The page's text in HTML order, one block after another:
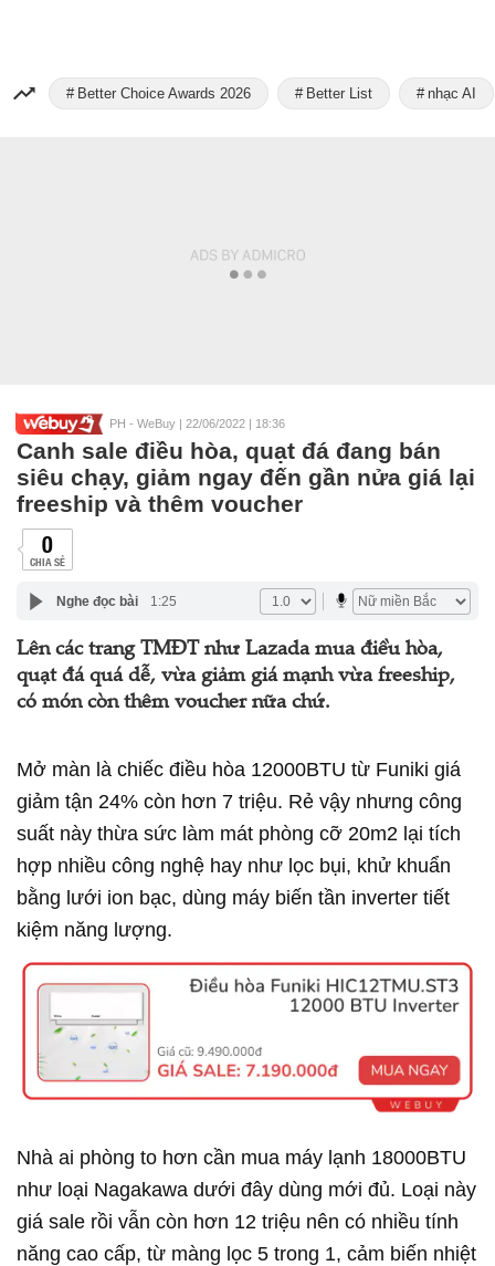
Better Choice Awards 2026 Better List nhạc AI
PH - WeBuy | 22/06/2022 | 18:36
Canh sale điều hòa, quạt đá đang bán
siêu chạy, giảm ngay đến gần nửa giá lại
freeship và thêm voucher
0
CHIA SẺ
Nghe đọc bài 1:25
Lên các trang TMĐT như Lazada mua điều hòa,
quạt đá quá dễ, vừa giảm giá mạnh vừa freeship,
có món còn thêm voucher nữa chứ.
Mở màn là chiếc điều hòa 12000BTU từ Funiki giá
giảm tận 24% còn hơn 7 triệu. Rẻ vậy nhưng công
suất này thừa sức làm mát phòng cỡ 20m2 lại tích
hợp nhiều công nghệ hay như lọc bụi, khử khuẩn
bằng lưới ion bạc, dùng máy biến tần inverter tiết
kiệm năng lượng.
Nhà ai phòng to hơn cần mua máy lạnh 18000BTU
như loại Nagakawa dưới đây dùng mới đủ. Loại này
giá sale rồi vẫn còn hơn 12 triệu nên có nhiều tính
năng cao cấp, từ màng lọc 5 trong 1, cảm biến nhiệt